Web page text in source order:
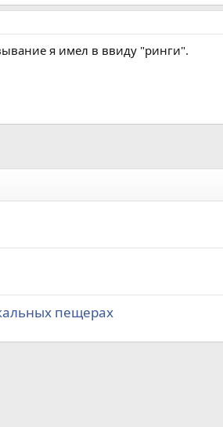
я имел в ввиду "ринги".
пещерах